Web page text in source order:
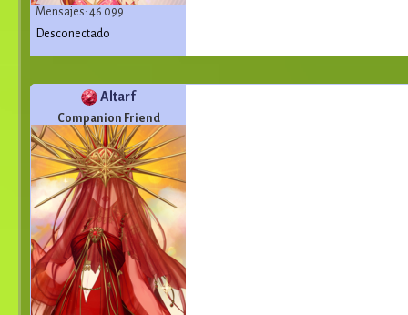
Mensajes: 46 099
Desconectado
Altarf
Companion Friend